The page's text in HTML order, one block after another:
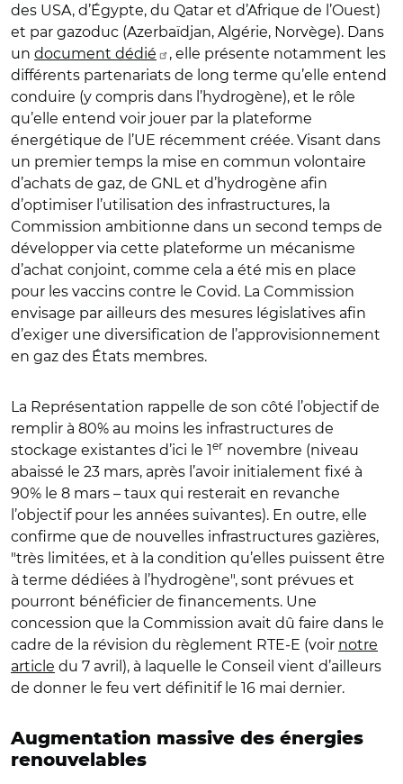
des USA, d’Égypte, du Qatar et d’Afrique de l’Ouest)
et par gazoduc (Azerbaïdjan, Algérie, Norvège). Dans
un document dédié
, elle présente notamment les
différents partenariats de long terme qu’elle entend
conduire (y compris dans l’hydrogène), et le rôle
qu’elle entend voir jouer par la plateforme
énergétique de l’UE récemment créée. Visant dans
un premier temps la mise en commun volontaire
d’achats de gaz, de GNL et d’hydrogène afin
d’optimiser l’utilisation des infrastructures, la
Commission ambitionne dans un second temps de
développer via cette plateforme un mécanisme
d’achat conjoint, comme cela a été mis en place
pour les vaccins contre le Covid. La Commission
envisage par ailleurs des mesures législatives afin
d’exiger une diversification de l’approvisionnement
en gaz des États membres.
La Représentation rappelle de son côté l’objectif de
remplir à 80% au moins les infrastructures de
stockage existantes d’ici le 1er novembre (niveau
abaissé le 23 mars, après l’avoir initialement fixé à
90% le 8 mars – taux qui resterait en revanche
l’objectif pour les années suivantes). En outre, elle
confirme que de nouvelles infrastructures gazières,
"très limitées, et à la condition qu’elles puissent être
à terme dédiées à l’hydrogène", sont prévues et
pourront bénéficier de financements. Une
concession que la Commission avait dû faire dans le
cadre de la révision du règlement RTE-E (voir notre
article du 7 avril), à laquelle le Conseil vient d’ailleurs
de donner le feu vert définitif le 16 mai dernier.
Augmentation massive des énergies
renouvelables